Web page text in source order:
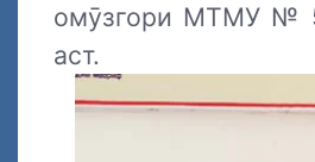
омӯзгори МТМУ №
аст.